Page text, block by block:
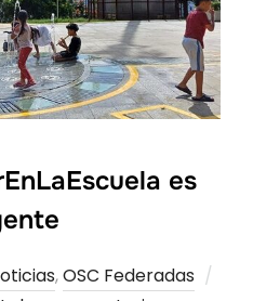
es
,OSC Federadas